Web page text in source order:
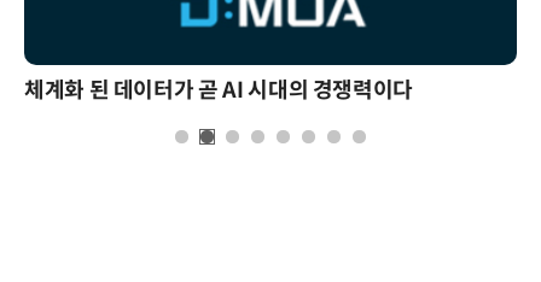
체계화 된 데이터가 곧 AI 시대의 경쟁력이다